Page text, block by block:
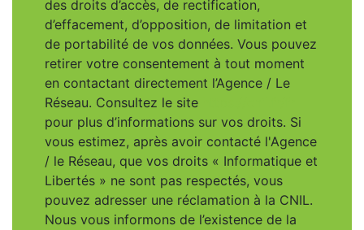
des droits d’accès, de rectification,
d’effacement, d’opposition, de limitation et
de portabilité de vos données. Vous pouvez
retirer votre consentement à tout moment
en contactant directement l’Agence / Le
Réseau. Consultez le site
pour plus d’informations sur vos droits. Si
vous estimez, après avoir contacté l'Agence
/ le Réseau, que vos droits « Informatique et
Libertés » ne sont pas respectés, vous
pouvez adresser une réclamation à la CNIL.
Nous vous informons de l’existence de la